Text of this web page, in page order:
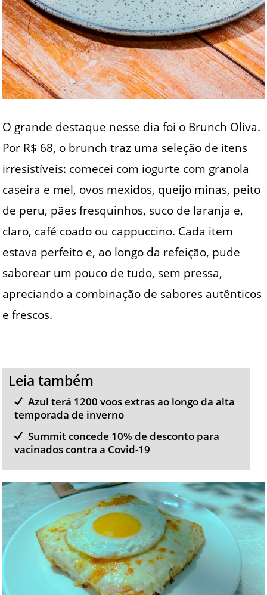
O grande destaque nesse dia foi o Brunch Oliva.
Por R$ 68, o brunch traz uma seleção de itens
irresistíveis: comecei com iogurte com granola
caseira e mel, ovos mexidos, queijo minas, peito
de peru, pães fresquinhos, suco de laranja e,
claro, café coado ou cappuccino. Cada item
estava perfeito e, ao longo da refeição, pude
saborear um pouco de tudo, sem pressa,
apreciando a combinação de sabores autênticos
e frescos.
Leia também
Azul terá 1200 voos extras ao longo da alta
temporada de inverno
Summit concede 10% de desconto para
vacinados contra a Covid-19